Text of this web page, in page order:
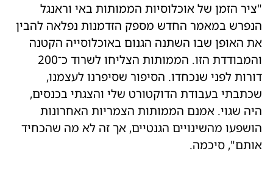
"ציר הזמן של אוכלוסיות הממותות באי וראנגל
הנפרש במאמר החדש מספק הזדמנות נפלאה להבין
את האופן שבו השתנה הגנום באוכלוסייה הקטנה
והמבודדת הזו. הממותות הצליחו לשרוד כ־200
דורות לפני שנכחדו. הסיפור שסיפרנו לעצמנו,
שכתבתי בעבודת הדוקטורט שלי והצגתי בכנסים,
היה שגוי. אמנם הממותות הצמריות האחרונות
הושפעו מהשינויים הגנטיים, אך זה לא מה שהכחיד
אותם", סיכמה.